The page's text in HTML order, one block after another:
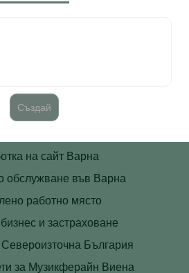
на сайт Варна
обслужване във Варна
работно място
и застраховане
България
за Музикферайн Виена